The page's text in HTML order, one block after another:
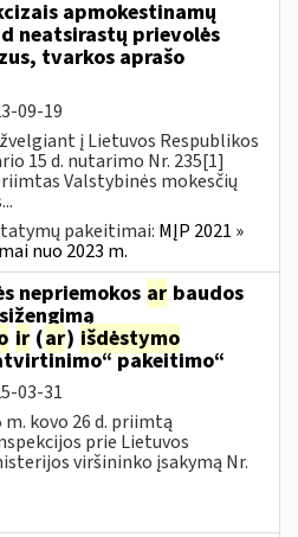
apmokestinamų
neatsirastų prievolės
tvarkos aprašo
09-19
į Lietuvos Respublikos
15 d. nutarimo Nr. 235[1]
Valstybinės mokesčių
pakeitimai: MĮP 2021 »
nuo 2023 m.
nepriemokos ar baudos
ir (ar) išdėstymo
pakeitimo“
03-31
kovo 26 d. priimtą
prie Lietuvos
viršininko įsakymą Nr.